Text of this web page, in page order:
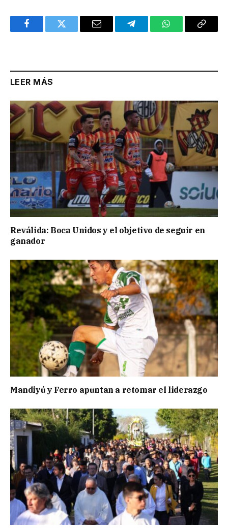
FacebookTwitter Email TelegramWhatsAppCopy
LEER MÁS
Reválida: Boca Unidos y el objetivo de seguir en
ganador
Mandiyú y Ferro apuntan a retomar el liderazgo